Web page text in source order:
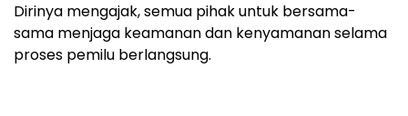
Dirinya mengajak, semua pihak untuk bersama-
sama menjaga keamanan dan kenyamanan selama
proses pemilu berlangsung.